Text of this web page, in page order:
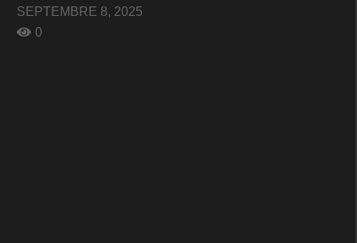
SEPTEMBRE 8, 2025
0